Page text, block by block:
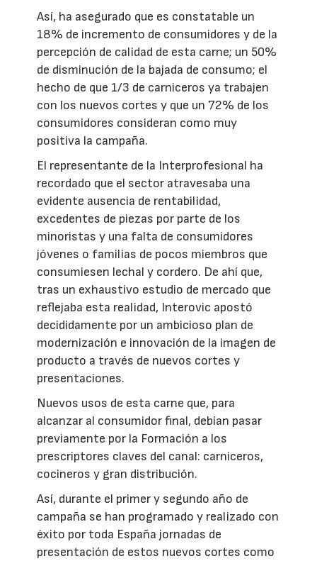
Así, ha asegurado que es constatable un
18% de incremento de consumidores y de la
percepción de calidad de esta carne; un 50%
de disminución de la bajada de consumo; el
hecho de que 1/3 de carniceros ya trabajen
con los nuevos cortes y que un 72% de los
consumidores consideran como muy
positiva la campaña.
El representante de la Interprofesional ha
recordado que el sector atravesaba una
evidente ausencia de rentabilidad,
excedentes de piezas por parte de los
minoristas y una falta de consumidores
jóvenes o familias de pocos miembros que
consumiesen lechal y cordero. De ahí que,
tras un exhaustivo estudio de mercado que
reflejaba esta realidad, Interovic apostó
decididamente por un ambicioso plan de
modernización e innovación de la imagen de
producto a través de nuevos cortes y
presentaciones.
Nuevos usos de esta carne que, para
alcanzar al consumidor final, debían pasar
previamente por la Formación a los
prescriptores claves del canal: carniceros,
cocineros y gran distribución.
Así, durante el primer y segundo año de
campaña se han programado y realizado con
éxito por toda España jornadas de
presentación de estos nuevos cortes como